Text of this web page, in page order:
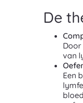
De
van
Een